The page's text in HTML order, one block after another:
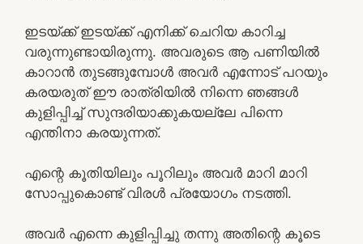
ഇടയ്ക്ക് ഇടയ്ക്ക് എനിക്ക് ചെറിയ കാറിച്ച
വരുന്നുണ്ടായിരുന്നു. അവരുടെ ആ പണിയില്‍
കാറാന്‍ തുടങ്ങുമ്പോള്‍ അവര്‍ എന്നോട് പറയും
കരയരുത് ഈ രാത്രിയില്‍ നിന്നെ ഞങ്ങള്‍
കുളിപ്പിച്ച് സുന്ദരിയാക്കുകയല്ലേ പിന്നെ
എന്തിനാ കരയുന്നത്.
എന്റെ കൂതിയിലും പൂറിലും അവര്‍ മാറി മാറി
സോപ്പുകൊണ്ട് വിരള്‍ പ്രയോഗം നടത്തി.
അവര്‍ എന്നെ കുളിപ്പിച്ചു തന്നു അതിന്റെ കൂടെ